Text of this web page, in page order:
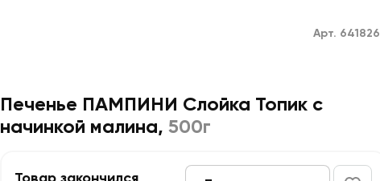
Арт. 641826
Печенье ПАМПИНИ Слойка Топик с
начинкой малина, 500г